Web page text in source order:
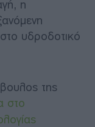
η
στο υδροδοτικό
της
στο